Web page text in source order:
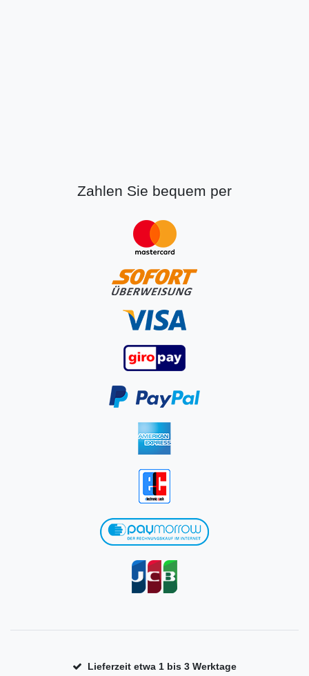
Zahlen Sie bequem per
Lieferzeit etwa 1 bis 3 Werktage